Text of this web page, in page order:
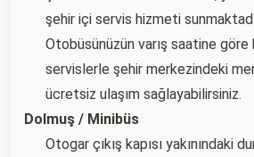
şehir içi servis hizmeti
Otobüsünüzün varış saatine göre
servislerle şehir merkezindeki
ücretsiz ulaşım sağlayabilirsiniz.
Dolmuş / Minibüs
Otogar çıkış kapısı yakınındaki